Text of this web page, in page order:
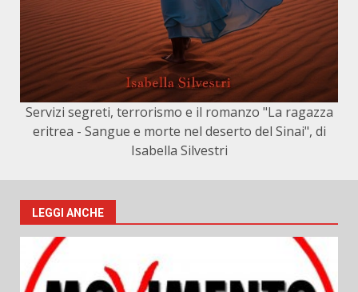
Servizi segreti, terrorismo e il romanzo "La ragazza
eritrea - Sangue e morte nel deserto del Sinai", di
Isabella Silvestri
LEGGI ANCHE